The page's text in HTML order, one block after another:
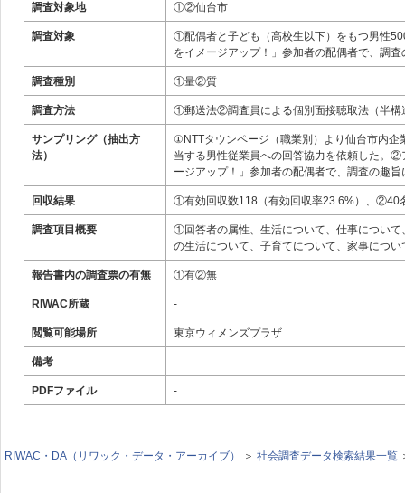
調査対象地 ①②仙台市
調査対象
①配偶者と子ども（高校生以下）をもつ男性
をイメージアップ！」参加者の配偶者で、調
調査種別 ①量②質
調査方法 ①郵送法②調査員による個別面接聴取法（半構
サンプリング（抽出方
法）
①NTTタウンページ（職業別）より仙台市内
当する男性従業員への回答協力を依頼した。
ージアップ！」参加者の配偶者で、調査の趣
回収結果 ①有効回収数118（有効回収率23.6%）、②40
調査項目概要
①回答者の属性、生活について、仕事につい
の生活について、子育てについて、家事につ
報告書内の調査票の有無 ①有②無
RIWAC所蔵 -
閲覧可能場所 東京ウィメンズプラザ
備考
PDFファイル -
RIWAC・DA（リワック・データ・アーカイブ） ＞ 社会調査データ検索結果一覧